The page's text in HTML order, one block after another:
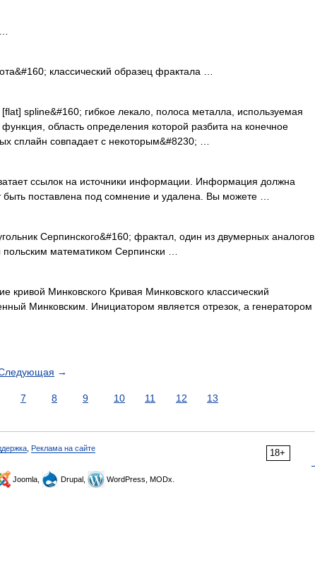
классический образец фрактала …
spline&#160; гибкое лекало, полоса металла, используемая
область определения которой разбита на конечное
сплайн совпадает с некоторым&#8230; …
ссылок на источники информации. Информация должна
поставлена под сомнение и удалена. Вы можете …
Серпинского&#160; фрактал, один из двумерных аналогов
математиком Серпински …
кривой Минковского Кривая Минковского классический
Минковским. Инициатором является отрезок, а генератором
→
7 8 9 10 11 12 13
18+
Реклама на сайте
Joomla, Drupal, WordPress, MODx.